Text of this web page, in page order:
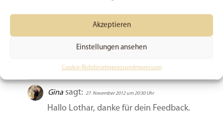
Akzeptieren
Einstellungen ansehen
Cookie-RichtlinieImpressumImpressum
verbunden ist, ist dabei nichts Neues.
Wer am Tag der Wiederkunft Christi von ihm
erkannt wrden will, muss heute sein Kreuz auf sich
nehmen und ihm nachfolgen.
schreib was dazu
Gina sagt: 27. November 2012 um 20:30 Uhr
Hallo Lothar, danke für dein Feedback.